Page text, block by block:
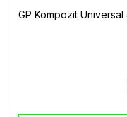
GP Kompozit Universal